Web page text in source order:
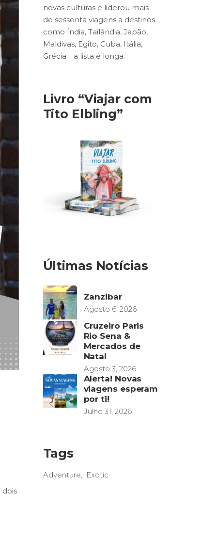
dois
novas culturas e liderou mais
de sessenta viagens a destinos
como Índia, Tailândia, Japão,
Maldivas, Egito, Cuba, Itália,
Grécia… a lista é longa.
Livro “Viajar com
Tito Elbling”
Últimas Notícias
Zanzibar
Agosto 6, 2026
Cruzeiro Paris
Rio Sena &
Mercados de
Natal
Agosto 3, 2026
Alerta! Novas
viagens esperam
por ti!
Julho 31, 2026
Tags
Adventure Exotic